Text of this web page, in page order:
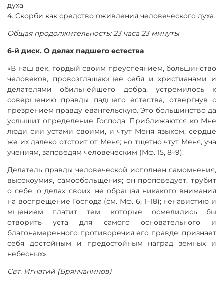
духа
4. Скорби как средство оживления человеческого духа
Общая продолжительность: 23 часа 23 минуты
6-й диск. О делах падшего естества
«В наш век, гордый своим преуспеянием, большинство
человеков, провозглашающее себя и христианами и
делателями обильнейшего добра, устремилось к
совершению правды падшего естества, отвергнув с
презрением правду евангельскую. Это большинство да
услышит определение Господа: Приближаются ко Мне
люди сии устами своими, и чтут Меня языком, сердце
же их далеко отстоит от Меня; но тщетно чтут Меня, уча
учениям, заповедям человеческим (Мф. 15, 8–9).
Делатель правды человеческой исполнен самомнения,
высокоумия, самообольщения; он проповедует, трубит
о себе, о делах своих, не обращая никакого внимания
на воспрещение Господа (см. Мф. 6, 1–18); ненавистию и
мщением платит тем, которые осмелились бы
отворить уста для самого основательного и
благонамеренного противоречия его правде; признает
себя достойным и предостойным наград земных и
небесных».
Свт. Игнатий (Брянчанинов)